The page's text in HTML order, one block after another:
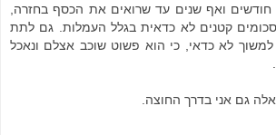
חודשים ואף שנים עד שרואים את הכסף בחזרה,
קטנים לא כדאית בגלל העמלות. גם לתת
למשוך לא כדאי, כי הוא פשוט שוכב אצלם ונאכל
גם אני בדרך החוצה.